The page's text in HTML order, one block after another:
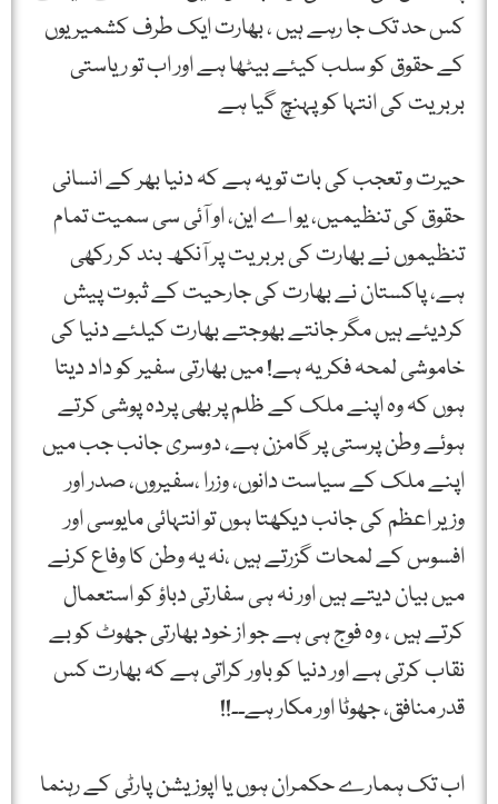
کس حد تک جا رہے ہیں ، بھارت ایک طرف کشمیریوں
کے حقوق کو سلب کیئے بیٹھا ہے اور اب تو ریاستی
بربریت کی انتہا کو پہنچ گیا ہے
حیرت و تعجب کی بات تو یہ ہے کہ دنیا بھر کے انسانی
حقوق کی تنظیمیں، یو اے این، او آئی سی سمیت تمام
تنظیموں نے بھارت کی بربریت پر آنکھ بند کر رکھی
ہے، پاکستان نے بھارت کی جارحیت کے ثبوت پیش
کردیئے ہیں مگر جانتے بھوجتے بھارت کیلئے دنیا کی
خاموشی لمحہ فکریہ ہے! میں بھارتی سفیر کو داد دیتا
ہوں کہ وہ اپنے ملک کے ظلم پر بھی پردہ پوشی کرتے
ہوئے وطن پرستی پر گامزن ہے، دوسری جانب جب میں
اپنے ملک کے سیاست دانوں، وزرا ،سفیروں، صدر اور
وزیر اعظم کی جانب دیکھتا ہوں تو انتہائی مایوسی اور
افسوس کے لمحات گزرتے ہیں ،نہ یہ وطن کا وفاع کرنے
میں بیان دیتے ہیں اور نہ ہی سفارتی دباؤ کو استعمال
کرتے ہیں ، وہ فوج ہی ہے جو از خود بھارتی جھوٹ کو بے
نقاب کرتی ہے اور دنیا کو باور کراتی ہے کہ بھارت کس
قدر منافق، جھوٹا اور مکار ہے۔۔!!
اب تک ہمارے حکمران ہوں یا اپوزیشن پارٹی کے رہنما